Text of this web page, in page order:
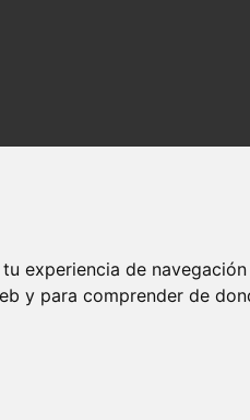
experiencia de
y para comprender de